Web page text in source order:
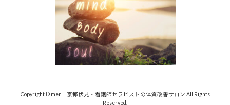
Copyright © mer 京都伏見・看護師セラピストの体質改善サロン All Rights
Reserved.